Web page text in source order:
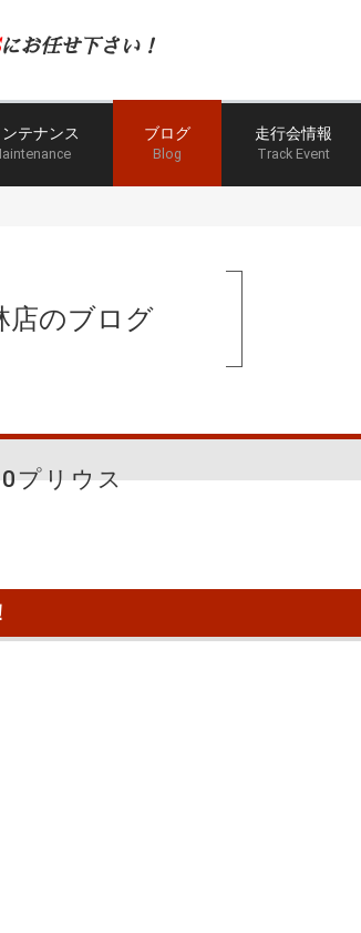
にお任せ下さい！
テナンス ブログ
Blog
走行会情報
Track Event
店のブログ
プリウス